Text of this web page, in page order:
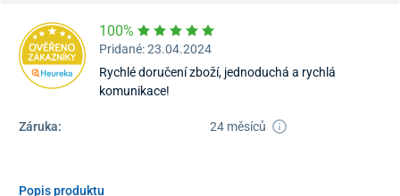
100%
Pridané: 23.04.2024
Rychlé doručení zboží, jednoduchá a rychlá
komunikace!
Záruka: 24 měsíců
Popis produktu